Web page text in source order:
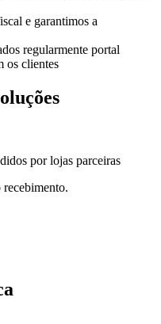
e garantimos a
regularmente portal
os clientes
por lojas parceiras